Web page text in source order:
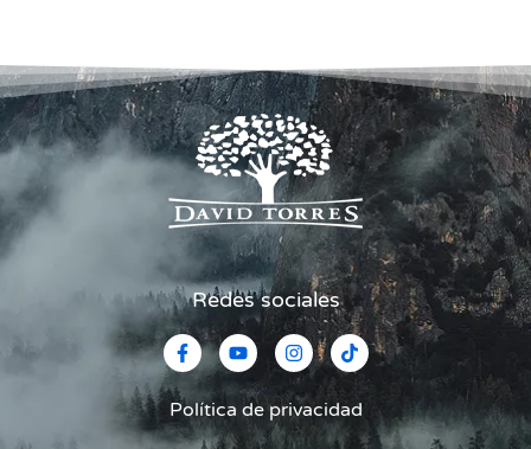
Redes sociales
Política de privacidad